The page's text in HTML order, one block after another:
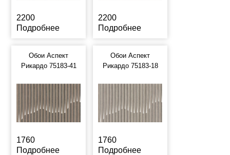
2200
Подробнее
2200
Подробнее
Обои Аспект
Рикардо 75183-41
1760
Подробнее
Обои Аспект
Рикардо 75183-18
1760
Подробнее